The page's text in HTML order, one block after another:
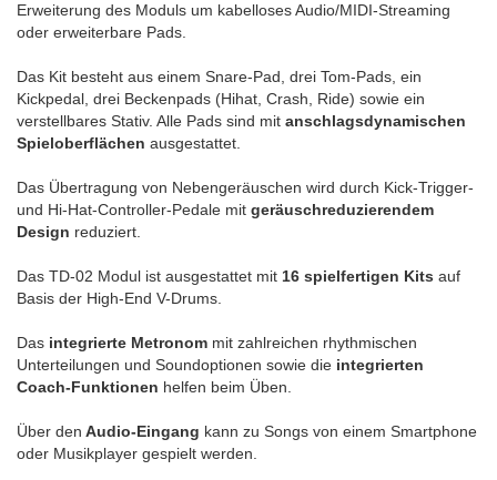
Erweiterung des Moduls um kabelloses Audio/MIDI-Streaming
oder erweiterbare Pads.
Das Kit besteht aus einem Snare-Pad, drei Tom-Pads, ein
Kickpedal, drei Beckenpads (Hihat, Crash, Ride) sowie ein
verstellbares Stativ. Alle Pads sind mit anschlagsdynamischen
Spieloberflächen ausgestattet.
Das Übertragung von Nebengeräuschen wird durch Kick-Trigger-
und Hi-Hat-Controller-Pedale mit geräuschreduzierendem
Design reduziert.
Das TD-02 Modul ist ausgestattet mit 16 spielfertigen Kits auf
Basis der High-End V-Drums.
Das integrierte Metronom mit zahlreichen rhythmischen
Unterteilungen und Soundoptionen sowie die integrierten
Coach-Funktionen helfen beim Üben.
Über den Audio-Eingang kann zu Songs von einem Smartphone
oder Musikplayer gespielt werden.